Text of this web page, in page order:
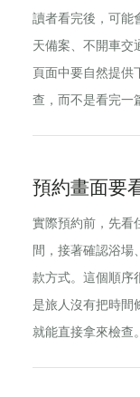
讀者看完後，可能
天備案、不開車交
頁面中要自然提供
查，而不是看完一
預約畫面要
實際預約前，先看
間，接著確認浴場
款方式。這個順序
是旅人沒有把時間
就能直接拿來檢查。